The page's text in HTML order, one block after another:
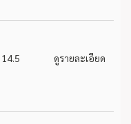
14.5 ดูรายละเอียด